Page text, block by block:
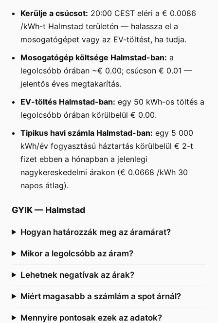
Kerülje a csúcsot: 20:00 CEST eléri a € 0.0086
/kWh-t Halmstad területén — halassza el a
mosogatógépet vagy az EV-töltést, ha tudja.
Mosogatógép költsége Halmstad-ban: a
legolcsóbb órában ~€ 0.00; csúcson € 0.01 —
jelentős éves megtakarítás.
EV-töltés Halmstad-ban: egy 50 kWh-os töltés a
legolcsóbb órában körülbelül € 0.00.
Tipikus havi számla Halmstad-ban: egy 5 000
kWh/év fogyasztású háztartás körülbelül € 2-t
fizet ebben a hónapban a jelenlegi
nagykereskedelmi árakon (€ 0.0668 /kWh 30
napos átlag).
GYIK— Halmstad
Hogyan határozzák meg az áramárat?
Mikor a legolcsóbb az áram?
Lehetnek negatívak az árak?
Miért magasabb a számlám a spot árnál?
Mennyire pontosak ezek az adatok?